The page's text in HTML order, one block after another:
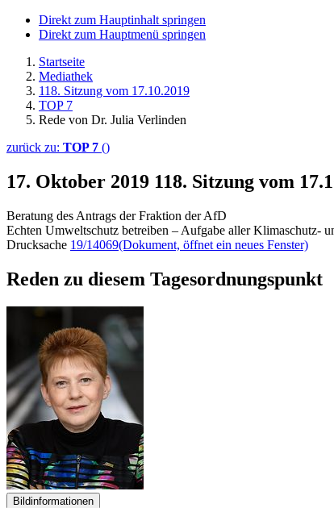
Direkt zum Hauptinhalt springen
Direkt zum Hauptmenü springen
Startseite
Mediathek
118. Sitzung vom 17.10.2019
TOP 7
Rede von Dr. Julia Verlinden
zurück zu: TOP 7 ()
17. Oktober 2019 118. Sitzung vom
Beratung des Antrags der Fraktion der AfD
Echten Umweltschutz betreiben – Aufgabe aller Klimaschutz-
Drucksache 19/14069(Dokument, öffnet ein neues Fenster)
Reden zu diesem Tagesordnungspunkt
Bildinformationen